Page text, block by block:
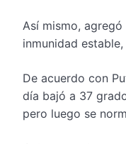
Así mismo,
inmunidad
De acuerdo con
día bajó a 37
pero luego se